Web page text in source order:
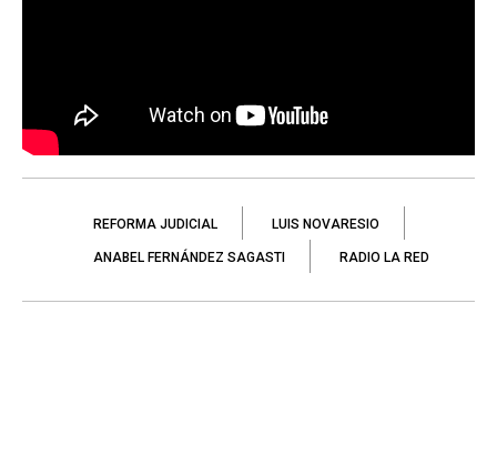
REFORMA JUDICIAL LUIS NOVARESIO
ANABEL FERNÁNDEZ SAGASTI RADIO LA RED